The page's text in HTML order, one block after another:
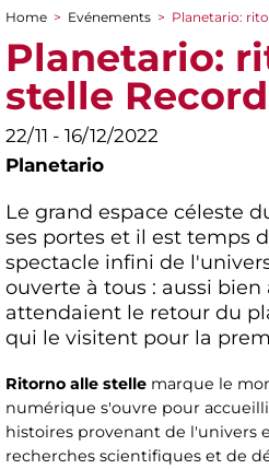
You are here
Home > Evénements > Planetario:
Planetario:
stelle
22/11 - 16/12/2022
Planetario
Le grand espace céleste
ses portes et il est temps
spectacle infini de
ouverte à tous : aussi bien
attendaient le retour du
qui le visitent pour la
Ritorno alle stelle marque le
numérique s'ouvre pour
histoires provenant de l'univers
recherches scientifiques et de